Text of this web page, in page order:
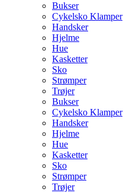
Bukser
Cykelsko Klamper
Handsker
Hjelme
Hue
Kasketter
Sko
Strømper
Trøjer
Bukser
Cykelsko Klamper
Handsker
Hjelme
Hue
Kasketter
Sko
Strømper
Trøjer